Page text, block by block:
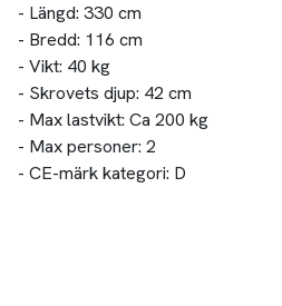
- Längd: 330 cm
- Bredd: 116 cm
- Vikt: 40 kg
- Skrovets djup: 42 cm
- Max lastvikt: Ca 200 kg
- Max personer: 2
- CE-märk kategori: D